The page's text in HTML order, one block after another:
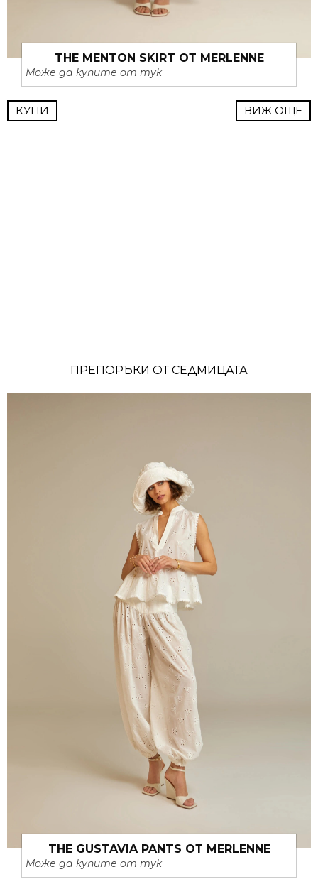
THE MENTON SKIRT ОТ MERLENNE
Може да купите от тук
КУПИ ВИЖ ОЩЕ
ПРЕПОРЪКИ ОТ СЕДМИЦАТА
THE GUSTAVIA PANTS ОТ MERLENNE
Може да купите от тук